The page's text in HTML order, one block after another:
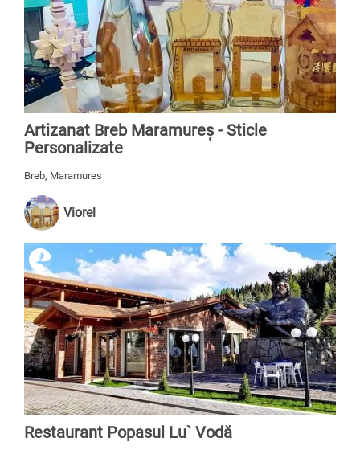
Artizanat Breb Maramureș - Sticle
Personalizate
Breb, Maramures
Viorel
Restaurant Popasul Lu` Vodă